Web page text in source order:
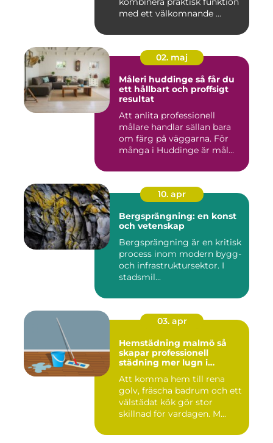
med ett välkomnande ...
02. maj
Måleri huddinge så får du
ett hållbart och proffsigt
resultat
Att anlita professionell
målare handlar sällan bara
om färg på väggarna. För
många i Huddinge är mål...
10. apr
Bergsprängning: en konst
och vetenskap
Bergsprängning är en kritisk
process inom modern bygg-
och infrastruktursektor. I
stadsmil...
03. apr
Hemstädning malmö så
skapar professionell
städning mer lugn i
Att komma hem till rena
golv, fräscha badrum och ett
välstädat kök gör stor
skillnad för vardagen. M...